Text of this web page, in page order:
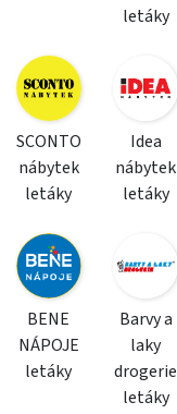
letáky
SCONTO
nábytek
letáky
Idea
nábytek
letáky
BENE
NÁPOJE
letáky
Barvy a
laky
drogerie
letáky